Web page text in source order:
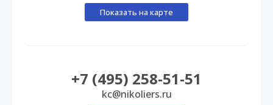
Показать на карте
+7 (495) 258-51-51
kc@nikoliers.ru